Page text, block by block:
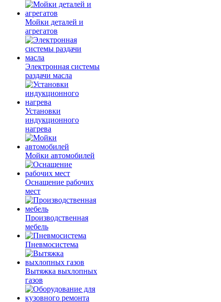
Мойки деталей и
агрегатов
Электронная системы
раздачи масла
Установки
индукционного
нагрева
Мойки автомобилей
Оснащение рабочих
мест
Производственная
мебель
Пневмосистема
Вытяжка выхлопных
газов